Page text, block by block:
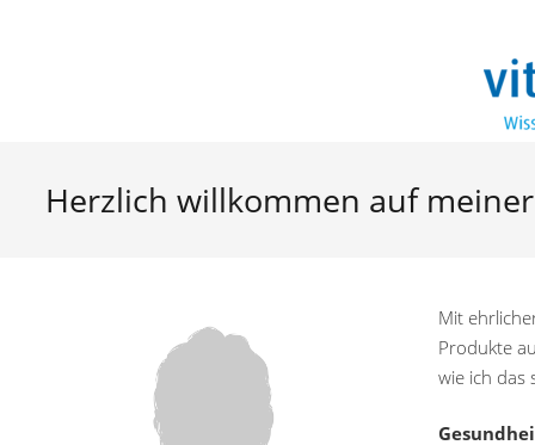
Herzlich willkommen auf
Mit
Produkte
wie ich das